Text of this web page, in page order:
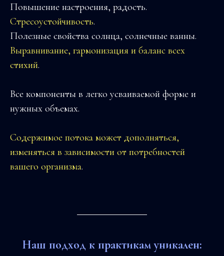
Повышение настроения, радость.
Стресоустойчивость.
Полезные свойства солнца, солнечные ванны.
Выравнивание, гармонизация и баланс всех
стихий.
Все компоненты в легко усваиваемой форме и
нужных объемах.
Содержимое потока может дополняться,
изменяться в зависимости от потребностей
вашего организма.
Наш подход к практикам уникален: